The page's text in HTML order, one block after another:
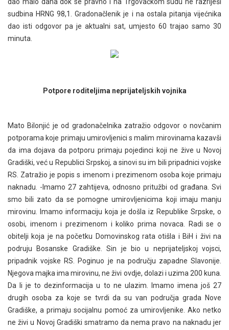
sudbina HRNG 98,1. Gradonačlenik je i na ostala pitanja vijećnika
dao isti odgovor pa je aktualni sat, umjesto 60 trajao samo 30
minuta.
Potpore roditeljima neprijateljskih vojnika
Mato Bilonjić je od gradonačelnika zatražio odgovor o novčanim
potporama koje primaju umirovljenici s malim mirovinama kazavši
da ima dojava da potporu primaju pojedinci koji ne žive u Novoj
Gradiški, već u Republici Srpskoj, a sinovi su im bili pripadnici vojske
RS. Zatražio je popis s imenom i prezimenom osoba koje primaju
naknadu. -Imamo 27 zahtijeva, odnosno pritužbi od građana. Svi
smo bili zato da se pomogne umirovljenicima koji imaju manju
mirovinu. Imamo informaciju koja je došla iz Republike Srpske, o
osobi, imenom i prezimenom i koliko prima novaca. Radi se o
obitelji koja je na početku Domovinskog rata otišla i BiH i živi na
podruju Bosanske Gradiške. Sin je bio u neprijateljskoj vojsci,
pripadnik vojske RS. Poginuo je na području zapadne Slavonije.
Njegova majka ima mirovinu, ne živi ovdje, dolazi i uzima 200 kuna.
Da li je to dezinformacija u to ne ulazim. Imamo imena još 27
drugih osoba za koje se tvrdi da su van područja grada Nove
Gradiške, a primaju socijalnu pomoć za umirovljenike. Ako netko
ne živi u Novoj Gradiški smatramo da nema pravo na naknadu jer